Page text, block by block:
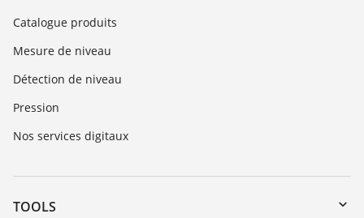
Catalogue produits
Mesure de niveau
Détection de niveau
Pression
Nos services digitaux
TOOLS